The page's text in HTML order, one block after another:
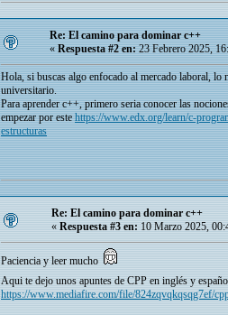
Re: El camino para dominar c++
«Respuesta #2 en:23 Febrero 2025,
Hola, si buscas algo enfocado al mercado laboral, lo
universitario.
Para aprender c++, primero seria conocer las
empezar por estehttps://www.edx.org/learn/c-
estructuras
Re: El camino para dominar c++
« Respuesta #3 en: 10 Marzo 2025,
Paciencia y leer mucho
Aqui te dejo unos apuntes de CPP en inglés y
https://www.mediafire.com/file/824zqvqkqsqg7ef/